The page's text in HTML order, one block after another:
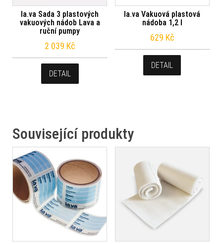
la.va Sada 3 plastových
vakuových nádob Lava a
ruční pumpy
2 039 Kč
DETAIL
la.va Vakuová plastová
nádoba 1,2 l
629 Kč
DETAIL
Související produkty